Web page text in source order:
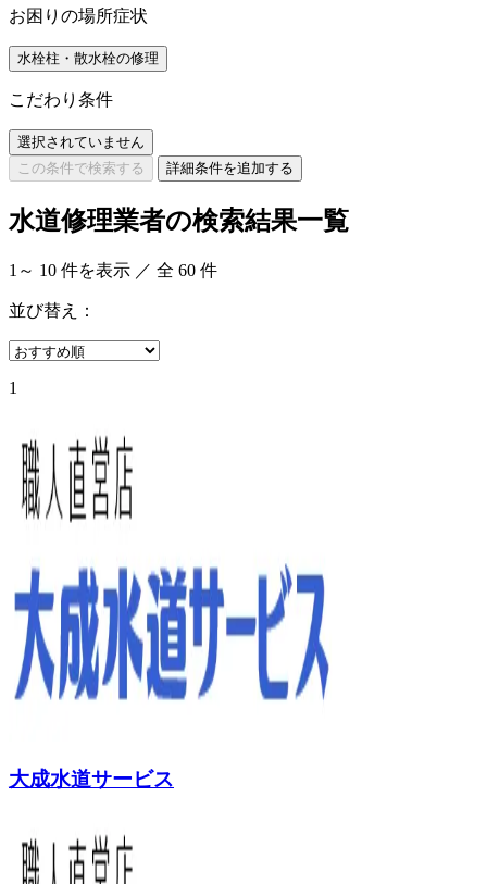
お困りの場所症状
水栓柱・散水栓の修理
こだわり条件
選択されていません
この条件で検索する
詳細条件を追加する
水道修理業者の検索結果一覧
1 ～ 10 件を表示 ／ 全 60 件
並び替え：
1
大成水道サービス